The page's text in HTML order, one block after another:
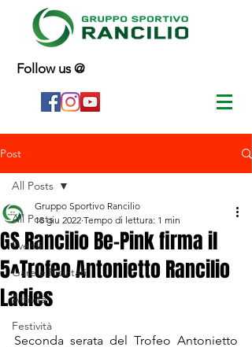
Follow us @
Post
All Posts
Eventi
Gare e Risultati
Attività
Festività
All Posts
GS Rancilio Be-Pink firma il
5^Trofeo Antonietto Rancilio
Ladies
Gruppo Sportivo Rancilio
18 giu 2022 Tempo di lettura: 1 min
Seconda serata del Trofeo Antonietto